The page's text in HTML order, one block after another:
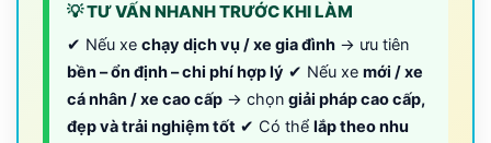
💡 TƯ VẤN NHANH TRƯỚC KHI LÀM
✔ Nếu xe chạy dịch vụ / xe gia đình → ưu tiên
bền – ổn định – chi phí hợp lý ✔ Nếu xe mới / xe
cá nhân / xe cao cấp → chọn giải pháp cao cấp,
đẹp và trải nghiệm tốt ✔ Có thể lắp theo nhu